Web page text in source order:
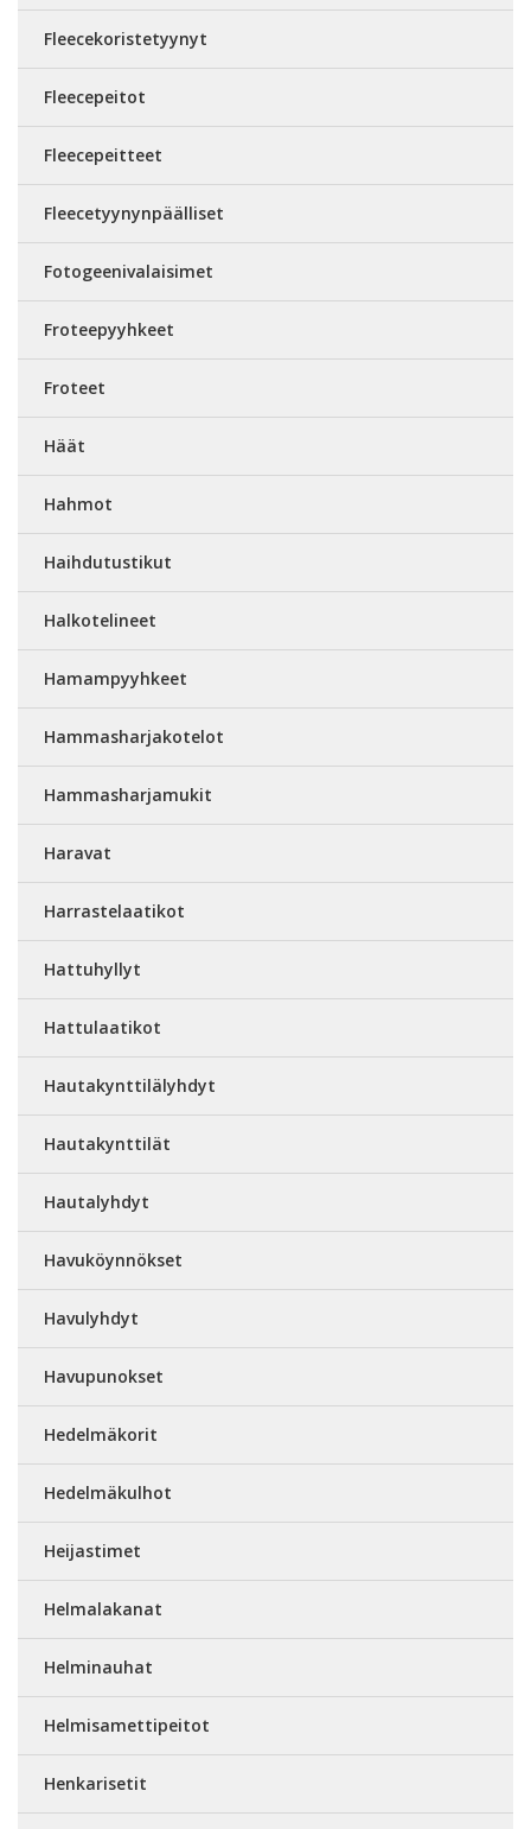
Fleecekoristetyynyt
Fleecepeitot
Fleecepeitteet
Fleecetyynynpäälliset
Fotogeenivalaisimet
Froteepyyhkeet
Froteet
Häät
Hahmot
Haihdutustikut
Halkotelineet
Hamampyyhkeet
Hammasharjakotelot
Hammasharjamukit
Haravat
Harrastelaatikot
Hattuhyllyt
Hattulaatikot
Hautakynttilälyhdyt
Hautakynttilät
Hautalyhdyt
Havuköynnökset
Havulyhdyt
Havupunokset
Hedelmäkorit
Hedelmäkulhot
Heijastimet
Helmalakanat
Helminauhat
Helmisamettipeitot
Henkarisetit